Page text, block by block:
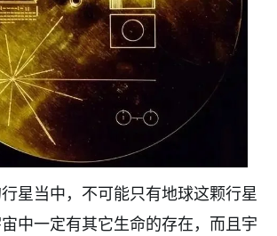
星当中，不可能只有地球这颗行星
中一定有其它生命的存在，而且宇